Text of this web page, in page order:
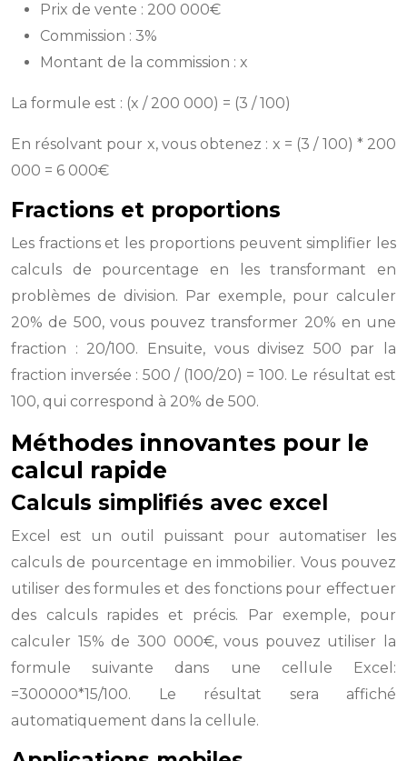
Prix de vente : 200 000€
Commission : 3%
Montant de la commission : x
La formule est : (x / 200 000) = (3 / 100)
En résolvant pour x, vous obtenez : x = (3 / 100) * 200
000 = 6 000€
Fractions et proportions
Les fractions et les proportions peuvent simplifier les
calculs de pourcentage en les transformant en
problèmes de division. Par exemple, pour calculer
20% de 500, vous pouvez transformer 20% en une
fraction : 20/100. Ensuite, vous divisez 500 par la
fraction inversée : 500 / (100/20) = 100. Le résultat est
100, qui correspond à 20% de 500.
Méthodes innovantes pour le
calcul rapide
Calculs simplifiés avec excel
Excel est un outil puissant pour automatiser les
calculs de pourcentage en immobilier. Vous pouvez
utiliser des formules et des fonctions pour effectuer
des calculs rapides et précis. Par exemple, pour
calculer 15% de 300 000€, vous pouvez utiliser la
formule suivante dans une cellule Excel:
=300000*15/100. Le résultat sera affiché
automatiquement dans la cellule.